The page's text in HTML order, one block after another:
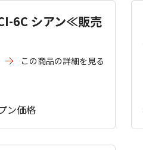
6C シアン≪販売
この商品の詳細を見る
ン価格